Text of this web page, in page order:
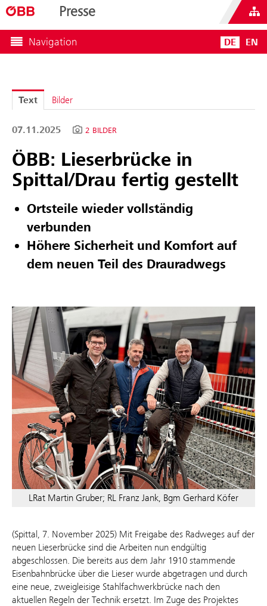
Presse
Navigation DE EN
Text Bilder
07.11.2025 2 BILDER
ÖBB: Lieserbrücke in
Spittal/Drau fertig gestellt
Ortsteile wieder vollständig
verbunden
Höhere Sicherheit und Komfort auf
dem neuen Teil des Drauradwegs
LRat Martin Gruber; RL Franz Jank, Bgm Gerhard Köfer
(Spittal, 7. November 2025) Mit Freigabe des Radweges auf der
neuen Lieserbrücke sind die Arbeiten nun endgültig
abgeschlossen. Die bereits aus dem Jahr 1910 stammende
Eisenbahnbrücke über die Lieser wurde abgetragen und durch
eine neue, zweigleisige Stahlfachwerkbrücke nach den
aktuellen Regeln der Technik ersetzt. Im Zuge des Projektes